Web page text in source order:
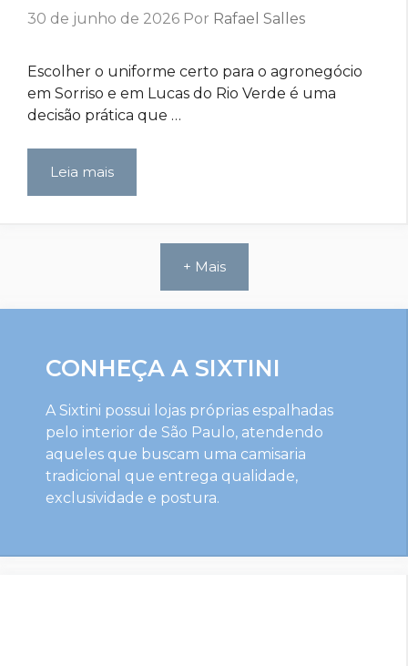
30 de junho de 2026 Por Rafael Salles
Escolher o uniforme certo para o agronegócio
em Sorriso e em Lucas do Rio Verde é uma
decisão prática que …
Leia mais
+ Mais
CONHEÇA A SIXTINI
A Sixtini possui lojas próprias espalhadas
pelo interior de São Paulo, atendendo
aqueles que buscam uma camisaria
tradicional que entrega qualidade,
exclusividade e postura.